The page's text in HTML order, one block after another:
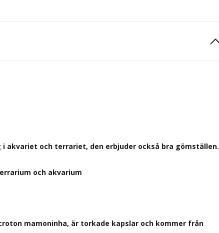
akvariet och terrariet, den erbjuder också bra gömställen.
och akvarium
mamoninha, är torkade kapslar och kommer från